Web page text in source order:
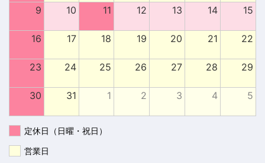
9 10 11 12 13 14 15
16 17 18 19 20 21 22
23 24 25 26 27 28 29
30 31 1 2 3 4 5
定休日（日曜・祝日）
営業日